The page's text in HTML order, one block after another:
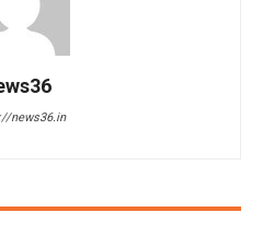
news36.in